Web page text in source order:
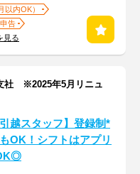
以内OK）
告
見る
社 ※2025年5月リニュ
引越スタッフ】登録制*
OK！シフトはアプリ